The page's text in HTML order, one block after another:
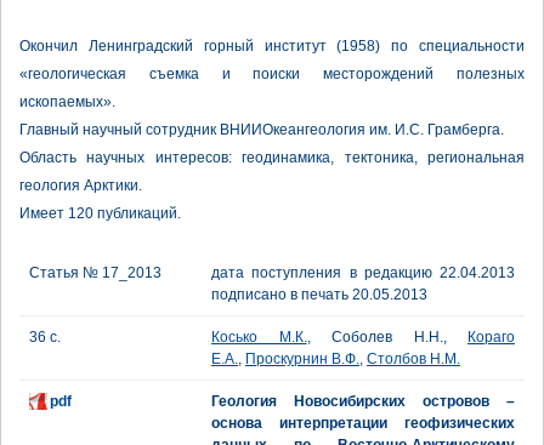
Окончил Ленинградский горный институт (1958) по специальности
«геологическая съемка и поиски месторождений полезных
ископаемых».
Главный научный сотрудник ВНИИОкеангеология им. И.С. Грамберга.
Область научных интересов: геодинамика, тектоника, региональная
геология Арктики.
Имеет 120 публикаций.
Статья № 17_2013
дата поступления в редакцию 22.04.2013
подписано в печать 20.05.2013
36 с. Косько М.К., Соболев Н.Н.,
Кораго
Е.А., Проскурнин В.Ф., Столбов Н.М.
pdf
Геология Новосибирских островов –
основа интерпретации геофизических